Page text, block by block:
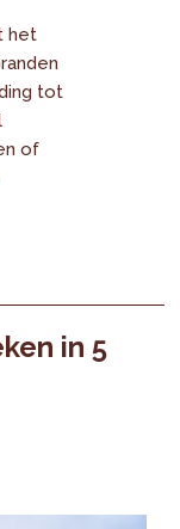
het
tot
of
in 5